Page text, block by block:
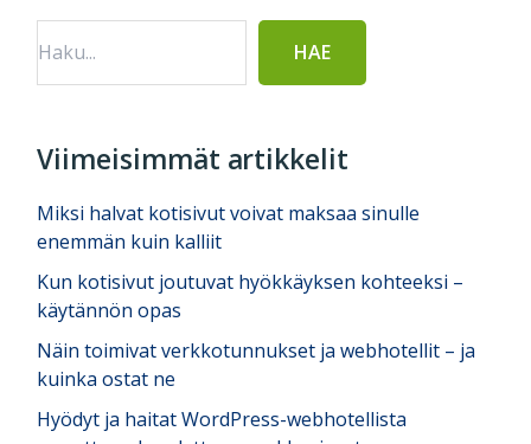
Viimeisimmät artikkelit
Miksi halvat kotisivut voivat maksaa sinulle
enemmän kuin kalliit
Kun kotisivut joutuvat hyökkäyksen kohteeksi –
käytännön opas
Näin toimivat verkkotunnukset ja webhotellit – ja
kuinka ostat ne
Hyödyt ja haitat WordPress-webhotellista